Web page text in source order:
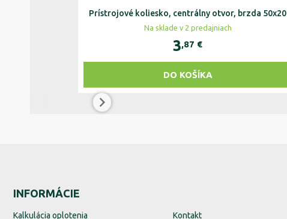
Prístrojové koliesko, centrálny otvor, brzda 50x20
Na sklade v 2 predajniach
3,87 €
DO KOŠÍKA
INFORMÁCIE
Kalkulácia oplotenia Kontakt